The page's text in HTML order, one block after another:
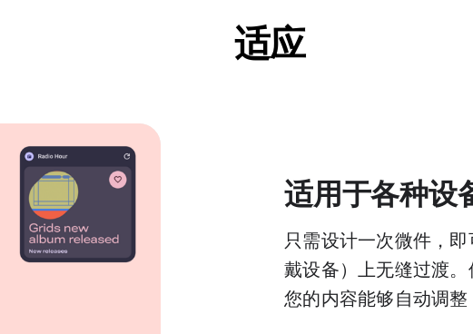
适应
适用于各种设
只需设计一次微件，
戴设备）上无缝过渡
您的内容能够自动调